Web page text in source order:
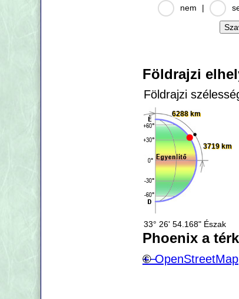
nem
|
Földrajzi
Földrajzi
6288 km
3719 km
33° 26' 54.168" Észak
Phoenix a
+−
©OpenStreetMap